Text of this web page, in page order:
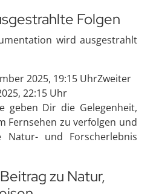
Folgen
wird ausgestrahlt
2025, 19:15 UhrZweiter
22:15 Uhr
geben Dir die Gelegenheit,
Fernsehen zu verfolgen und
Natur- und Forscherlebnis
zu Natur,